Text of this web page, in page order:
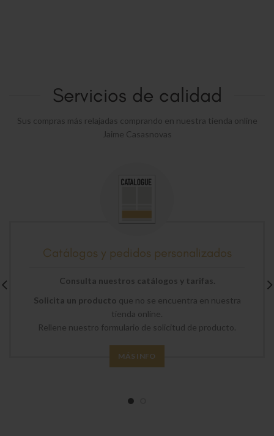
Servicios de calidad
Sus compras más relajadas comprando en nuestra tienda online
Jaime Casasnovas
Catálogos y pedidos personalizados
Consulta nuestros catálogos y tarifas.
Solicita un producto que no se encuentra en nuestra
tienda online.
Rellene nuestro formulario de solicitud de producto.
MÁS INFO